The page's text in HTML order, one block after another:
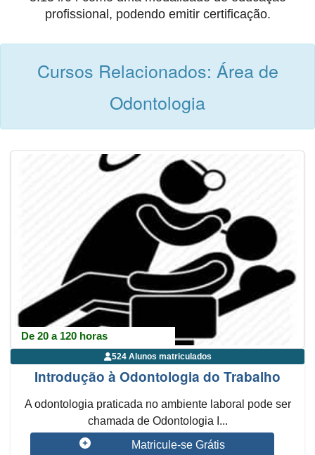
profissional, podendo emitir certificação.
Cursos Relacionados: Área de
Odontologia
De 20 a 120 horas
524 Alunos matriculados
Introdução à Odontologia do Trabalho
A odontologia praticada no ambiente laboral pode ser
chamada de Odontologia I...
Matricule-se Grátis